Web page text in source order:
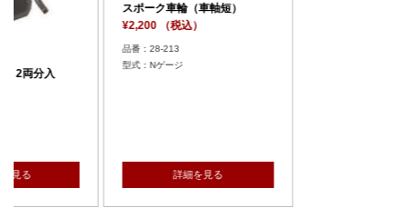
車軸短）
）
を見る